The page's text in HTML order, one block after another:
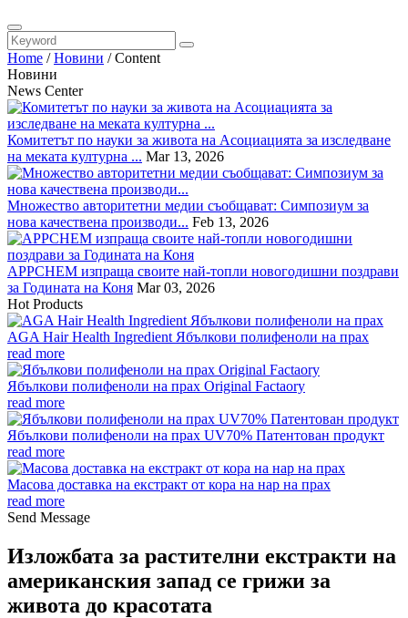
Home /Новини /Content
Новини
News Center
Комитетът по науки за живота на Асоциацията за изследване
на меката културна ... Mar 13, 2026
Множество авторитетни медии съобщават: Симпозиум за
нова качествена производи... Feb 13, 2026
APPCHEM изпраща своите най-топли новогодишни поздрави
за Годината на Коня Mar 03, 2026
Hot Products
AGA Hair Health Ingredient Ябълкови полифеноли на прах
read more
Ябълкови полифеноли на прах Original Factaory
read more
Ябълкови полифеноли на прах UV70% Патентован продукт
read more
Масова доставка на екстракт от кора на нар на прах
read more
Send Message
Изложбата за растителни екстракти на
американския запад се грижи за
живота до красотата